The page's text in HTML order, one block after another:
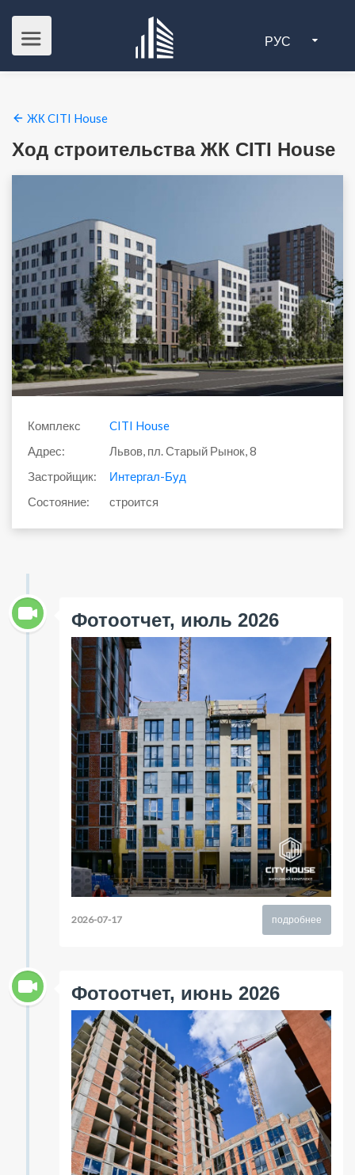
РУС
ЖК CITI House
Ход строительства ЖК CITI House
Комплекс
CITI House
Адрес:
Львов, пл. Старый Рынок, 8
Застройщик:
Интергал-Буд
Состояние:
строится
Фотоотчет, июль 2026
подробнее
2026-07-17
Фотоотчет, июнь 2026